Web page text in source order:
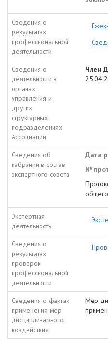
Сведения о
результатах
профессиональной
деятельности
Сведения о
деятельности в
органах
управления и
других
структурных
подразделениях
Ассоциации
Член
Сведения об
избрании в состав
экспертного совета
Дата
№
Экспертная
деятельность
Сведения о
результатах
проверок
профессиональной
деятельности
Сведения о фактах
применения мер
дисциплинарного
воздействия
Мер